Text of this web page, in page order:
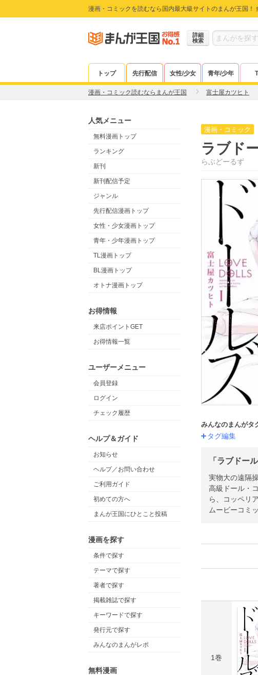
漫画・コミックを読むなら国内最大級サイトのまんが王国！
詳細
検索
トップ 先行配信 女性/少女 青年/少年
漫画・コミック読むならまんが王国 富士屋カツヒト
人気メニュー
無料漫画トップ
ランキング
新刊
新刊配信予定
ジャンル
先行配信漫画トップ
女性・少女漫画トップ
青年・少年漫画トップ
TL漫画トップ
BL漫画トップ
オトナ漫画トップ
お得情報
来店ポイントGET
お得情報一覧
ユーザーメニュー
会員登録
ログイン
チェック履歴
ヘルプ＆ガイド
お知らせ
ヘルプ／お問い合わせ
ご利用ガイド
初めての方へ
まんが王国にひとこと投稿
漫画を探す
条件で探す
テーマで探す
著者で探す
掲載雑誌で探す
キーワードで探す
発行元で探す
みんなのまんがレポ
無料漫画
漫画・コミック
ラブド
らぶどーるず
みんなのまんがタ
タグ編集
「ラブドー
実物大の遠隔
高級ドール・
ら、コッペリ
ムービーコミ
1巻